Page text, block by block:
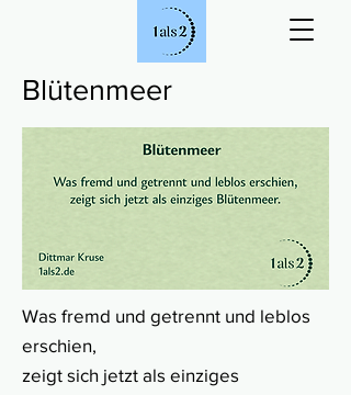
Blütenmeer
Was fremd und getrennt und leblos
erschien,
zeigt sich jetzt als einziges